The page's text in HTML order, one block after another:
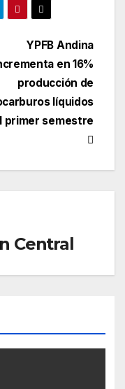
YPFB Andina
en 16%
producción de
líquidos
primer semestre
Central